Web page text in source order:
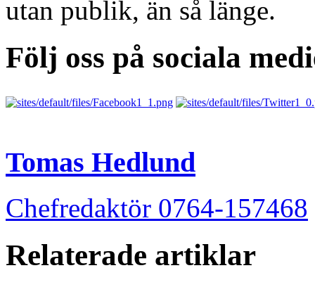
utan publik, än så länge.
Följ oss på sociala
Tomas Hedlund
Chefredaktör 0764-157468
Relaterade artiklar